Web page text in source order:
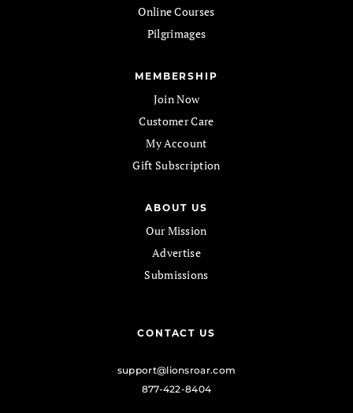
Online Courses
Pilgrimages
MEMBERSHIP
Join Now
Customer Care
My Account
Gift Subscription
ABOUT US
Our Mission
Advertise
Submissions
CONTACT US
support@lionsroar.com
877-422-8404